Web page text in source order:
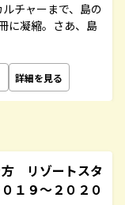
チャーまで、島の
に凝縮。さあ、島
詳細を見る
リゾートスタ
９～２０２０